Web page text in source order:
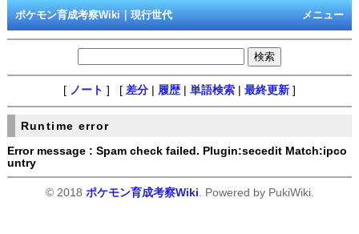
メニュー
ポケモン育成考察Wiki｜現行世代
[ ノート ] [ 差分 履歴 単語検索 最終更新 ]
Runtime error
Error message : Spam check failed. Plugin:secedit Match:ipco
untry
© 2018 ポケモン育成考察Wiki . Powered by PukiWiki.